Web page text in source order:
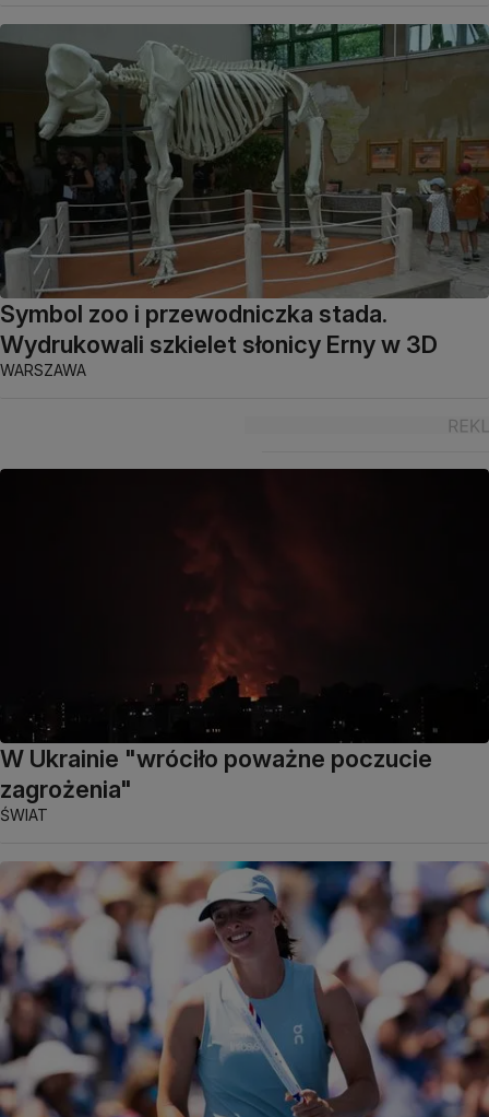
Symbol zoo i przewodniczka stada.
Wydrukowali szkielet słonicy Erny w 3D
WARSZAWA
W Ukrainie "wróciło poważne poczucie
zagrożenia"
ŚWIAT